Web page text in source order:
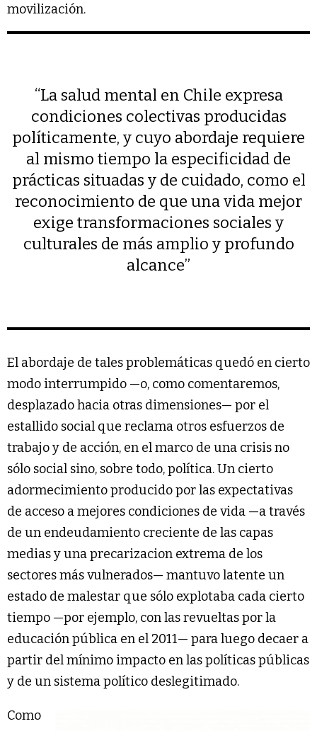
movilización.
“La salud mental en Chile expresa
condiciones colectivas producidas
políticamente, y cuyo abordaje requiere
al mismo tiempo la especificidad de
prácticas situadas y de cuidado, como el
reconocimiento de que una vida mejor
exige transformaciones sociales y
culturales de más amplio y profundo
alcance”
El abordaje de tales problemáticas quedó en cierto
modo interrumpido —o, como comentaremos,
desplazado hacia otras dimensiones— por el
estallido social que reclama otros esfuerzos de
trabajo y de acción, en el marco de una crisis no
sólo social sino, sobre todo, política. Un cierto
adormecimiento producido por las expectativas
de acceso a mejores condiciones de vida —a través
de un endeudamiento creciente de las capas
medias y una precarizacion extrema de los
sectores más vulnerados— mantuvo latente un
estado de malestar que sólo explotaba cada cierto
tiempo —por ejemplo, con las revueltas por la
educación pública en el 2011— para luego decaer a
partir del mínimo impacto en las políticas públicas
y de un sistema político deslegitimado.
Como